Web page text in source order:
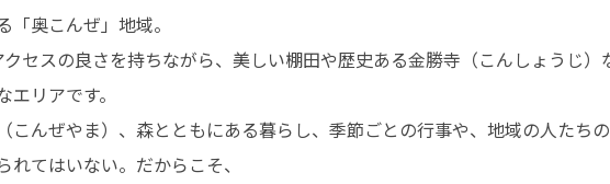
奥こんぜ」地域。
セスの良さを持ちながら、美しい棚田や歴史ある金勝寺（こんしょうじ
リアです。
こんぜやま）、森とともにある暮らし、季節ごとの行事や、地域の人たち
てはいない。だからこそ、